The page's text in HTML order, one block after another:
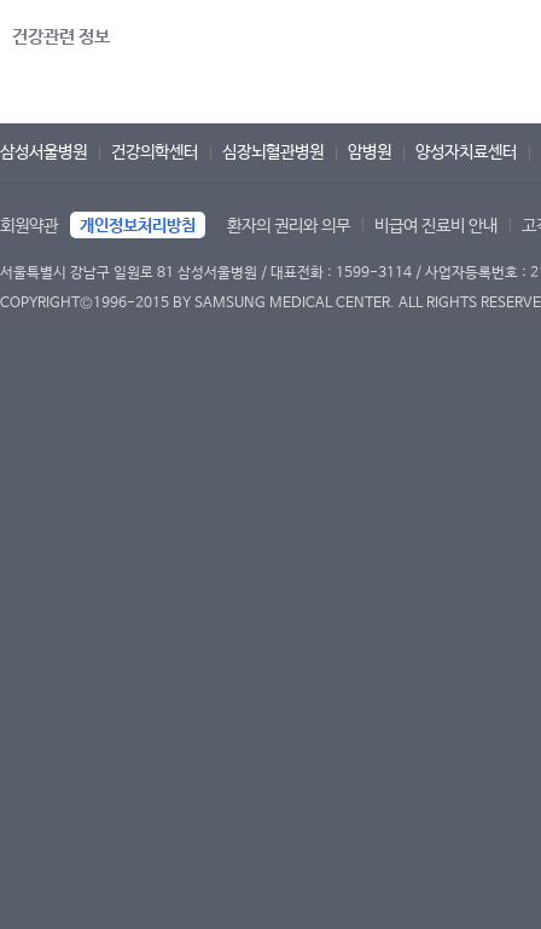
건강관련 정보
삼성서울병원 건강의학센터 심장뇌혈관병원 암병원 양성자치료센터
회원약관 개인정보처리방침 환자의 권리와 의무 비급여 진료비 안내 고
서울특별시 강남구 일원로 81 삼성서울병원 / 대표전화 : 1599-3114 / 사업자등록번호
COPYRIGHT©1996-2015 BY SAMSUNG MEDICAL CENTER. ALL RIGHTS